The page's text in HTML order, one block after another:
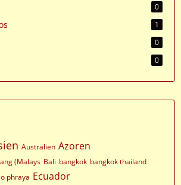
0
1
0
0
Australien Azoren
(Malays Bali bangkok bangkok thailand
phraya Ecuador